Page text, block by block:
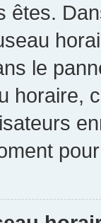
êtes.
le
horaire,